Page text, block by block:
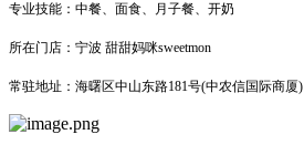
专业技能：中餐、面食、月子餐、开奶
所在门店：宁波 甜甜妈咪sweetmon
常驻地址：海曙区中山东路181号(中农信国际商厦)